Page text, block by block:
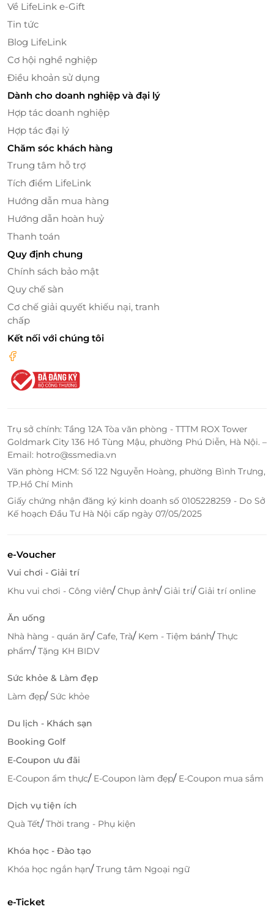
Bên cạnh đó, Ccomaya Kids tổ chức các gói tiệc sinh
nhật trọn gói cho bé, từ khâu trang trí theo từng chủ
đề bé thích đến chi tiết nội dung vui chơi của
ngân sách tiệc khác nhau, rất thích hợp để phụ
huynh lựa chọn tổ chức tiệc cho bé yêu nhà mình.
LifeLink - Địa chỉ săn deal vui chơi giải
LifeLink là nền tảng xúc tiến Thương mại điện tử
hàng đầu Việt Nam chuyên cung cấp các E-Ticket, E-
Gift, E-Voucher của thương hiệu lớn trên toàn quốc
về các lĩnh vực du lịch, ăn uống, làm đẹp, giải trí,...
giảm giá 20% cho ngành hàng giải trí tại các địa
điểm vui chơi nổi tiếng . Chi tiết vui lòng tham
khảo Tại đây.
Truy cập ngayLifeLinkđể sở hữu thêm hàng ngàn
Về LifeLink e-Gift
Tin tức
Blog LifeLink
Cơ hội nghề nghiệp
Điều khoản sử dụng
Dành cho doanh nghiệp và đại lý
Hợp tác doanh nghiệp
Hợp tác đại lý
Chăm sóc khách hàng
Trung tâm hỗ trợ
Tích điểm LifeLink
Hướng dẫn mua hàng
Hướng dẫn hoàn huỷ
Thanh toán
Quy định chung
Chính sách bảo mật
Quy chế sàn
Cơ chế giải quyết khiếu nại, tranh
chấp
Kết nối với chúng tôi
Trụ sở chính: Tầng 12A Tòa văn phòng - TTTM ROX Tower
Goldmark City 136 Hồ Tùng Mậu, phường Phú Diễn, Hà Nội. –
Email: hotro@ssmedia.vn
Văn phòng HCM: Số 122 Nguyễn Hoàng, phường Bình Trưng,
TP.Hồ Chí Minh
Giấy chứng nhận đăng ký kinh doanh số 0105228259 - Do Sở
Kế hoạch Đầu Tư Hà Nội cấp ngày 07/05/2025
e-Voucher
Vui chơi - Giải trí
Khu vui chơi - Công viên/Chụp ảnh/Giải trí/Giải trí online
Ăn uống
Nhà hàng - quán ăn/Cafe, Trà/ Kem - Tiệm bánh/Thực
phẩm/Tặng KH BIDV
Sức khỏe & Làm đẹp
Làm đẹp/Sức khỏe
Du lịch - Khách sạn
Booking Golf
E-Coupon ưu đãi
E-Coupon ẩm thực/ E-Coupon làm đẹp/ E-Coupon mua sắm
Dịch vụ tiện ích
Quà Tết/Thời trang - Phụ kiện
Khóa học - Đào tạo
Khóa học ngắn hạn/Trung tâm Ngoại ngữ
e-Ticket